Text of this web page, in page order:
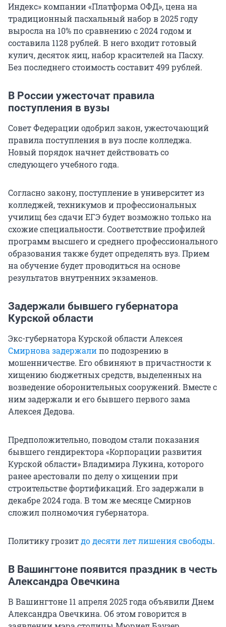
Индекс» компании «Платформа ОФД», цена на
традиционный пасхальный набор в 2025 году
выросла на 10% по сравнению с 2024 годом и
составила 1128 рублей. В него входит готовый
кулич, десяток яиц, набор красителей на Пасху.
Без последнего стоимость составит 499 рублей.
В России ужесточат правила
поступления в вузы
Совет Федерации одобрил закон, ужесточающий
правила поступления в вуз после колледжа.
Новый порядок начнет действовать со
следующего учебного года.
Согласно закону, поступление в университет из
колледжей, техникумов и профессиональных
училищ без сдачи ЕГЭ будет возможно только на
схожие специальности. Соответствие профилей
программ высшего и среднего профессионального
образования также будет определять вуз. Прием
на обучение будет проводиться на основе
результатов внутренних экзаменов.
Задержали бывшего губернатора
Курской области
Экс-губернатора Курской области Алексея
Смирнова задержалипо подозрению в
мошенничестве. Его обвиняют в причастности к
хищению бюджетных средств, выделенных на
возведение оборонительных сооружений. Вместе с
ним задержали и его бывшего первого зама
Алексея Дедова.
Предположительно, поводом стали показания
бывшего гендиректора «Корпорации развития
Курской области» Владимира Лукина, которого
ранее арестовали по делу о хищении при
строительстве фортификаций. Его задержали в
декабре 2024 года. В том же месяце Смирнов
сложил полномочия губернатора.
Политику грозитдо десяти лет лишения свободы.
В Вашингтоне появится праздник в честь
Александра Овечкина
В Вашингтоне 11 апреля 2025 года объявили Днем
Александра Овечкина. Об этом говорится в